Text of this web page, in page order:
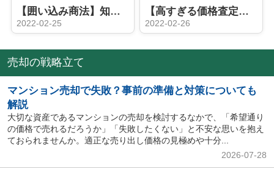
【囲い込み商法】知っておくべき業界の闇①【北九州市の不動産会社を知る】
2022-02-25
【高すぎる価格査定】知っておくべき業界の闇②【北九州市の不動産会社を知る】
2022-02-26
売却の戦略立て
マンション売却で失敗？事前の準備と対策についても
解説
大切な資産であるマンションの売却を検討するなかで、「希望通り
の価格で売れるだろうか」「失敗したくない」と不安な思いを抱え
ておられませんか。適正な売り出し価格の見極めや十分...
2026-07-28